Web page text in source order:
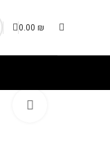
0.00 ₪